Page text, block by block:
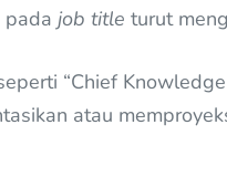
pada job title turut
“Chief
atau